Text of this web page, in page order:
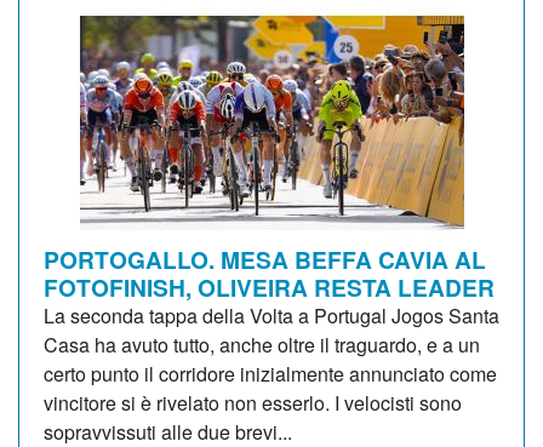
PORTOGALLO. MESA BEFFA CAVIA AL
FOTOFINISH, OLIVEIRA RESTA LEADER
La seconda tappa della Volta a Portugal Jogos Santa
Casa ha avuto tutto, anche oltre il traguardo, e a un
certo punto il corridore inizialmente annunciato come
vincitore si è rivelato non esserlo. I velocisti sono
sopravvissuti alle due brevi...